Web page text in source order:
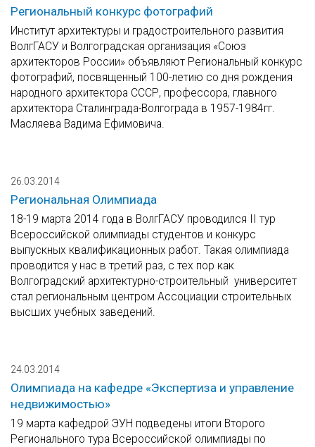
Региональный конкурс фотографий
Институт архитектуры и градостроительного развития
ВолгГАСУ и Волгоградская организация «Союз
архитекторов России» объявляют Региональный конкурс
фотографий, посвященный 100-летию со дня рождения
народного архитектора СССР, профессора, главного
архитектора Сталинграда-Волгограда в 1957-1984гг.
Масляева Вадима Ефимовича.
26.03.2014
Региональная Олимпиада
18-19 марта 2014 года в ВолгГАСУ проводился II тур
Всероссийской олимпиады студентов и конкурс
выпускных квалификационных работ. Такая олимпиада
проводится у нас в третий раз, с тех пор как
Волгоградский архитектурно-строительный университет
стал региональным центром Ассоциации строительных
высших учебных заведений.
24.03.2014
Олимпиада на кафедре «Экспертиза и управление
недвижимостью»
19 марта кафедрой ЭУН подведены итоги Второго
Регионального тура Всероссийской олимпиады по